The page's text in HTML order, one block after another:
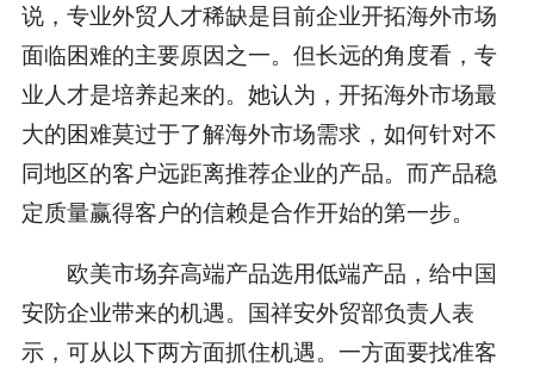
说，专业外贸人才稀缺是目前企业开拓海外市场
面临困难的主要原因之一。但长远的角度看，专
业人才是培养起来的。她认为，开拓海外市场最
大的困难莫过于了解海外市场需求，如何针对不
同地区的客户远距离推荐企业的产品。而产品稳
定质量赢得客户的信赖是合作开始的第一步。
欧美市场弃高端产品选用低端产品，给中国
安防企业带来的机遇。国祥安外贸部负责人表
示，可从以下两方面抓住机遇。一方面要找准客